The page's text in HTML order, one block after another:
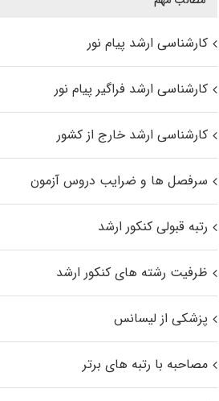
کارشناسی ارشد پیام نور
کارشناسی ارشد فراگیر پیام نور
کارشناسی ارشد خارج از کشور
سرفصل ها و ضرایب دروس آزمون
رتبه قبولی کنکور ارشد
ظرفیت رشته های کنکور ارشد
پزشکی از لیسانس
مصاحبه با رتبه های برتر